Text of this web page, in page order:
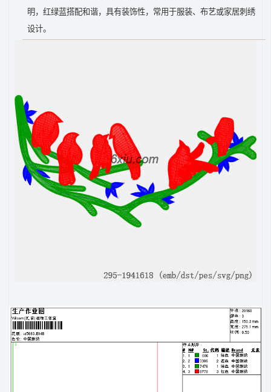
明，红绿蓝搭配和谐，具有装饰性，常用于服装、布艺或家居刺绣
设计。